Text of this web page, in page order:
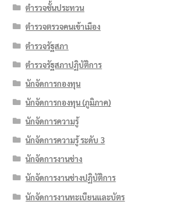
ตำรวจชั้นประทวน
ตำรวจตรวจคนเข้าเมือง
ตำรวจรัฐสภา
ตำรวจรัฐสภาปฏิบัติการ
นักจัดการกองทุน
นักจัดการกองทุน (ภูมิภาค)
นักจัดการความรู้
นักจัดการความรู้ ระดับ 3
นักจัดการงานช่าง
นักจัดการงานช่างปฏิบัติการ
นักจัดการงานทะเบียนและบัตร